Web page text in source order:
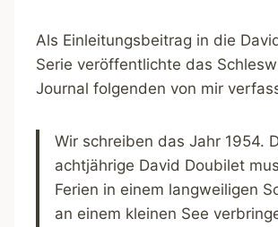
Als Einleitungsbeitrag in die
Serie veröffentlichte das
Journal folgenden von mir
Wir schreiben das Jahr 1954.
achtjährige David Doubilet
Ferien in einem langweiligen
an einem kleinen See